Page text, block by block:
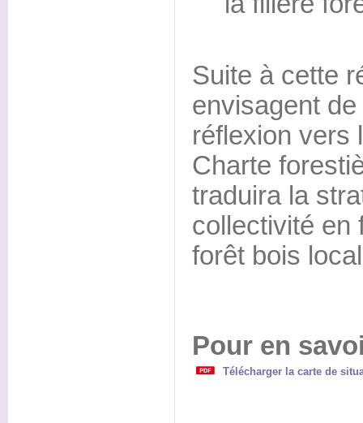
Suite à cette
envisagent
réflexion vers
Charte
traduira la
collectivité en
forêt bois
Pour en
Télécharger la carte de